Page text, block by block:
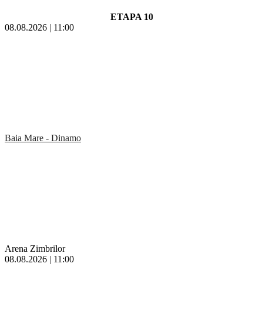
ETAPA 10
08.08.2026 | 11:00
Baia Mare - Dinamo
Arena Zimbrilor
08.08.2026 | 11:00